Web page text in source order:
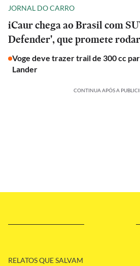
JORNAL DO CARRO
iCaur chega ao Brasil com
Defender', que promete
Voge deve trazer trail de 300 cc
Lander
CONTINUA APÓS A
RELATOS QUE SALVAM